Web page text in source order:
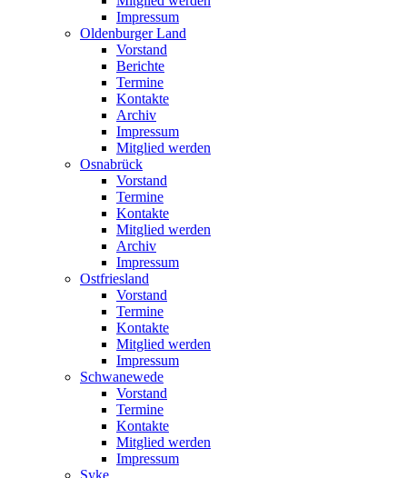
Impressum
Oldenburger Land
Vorstand
Berichte
Termine
Kontakte
Archiv
Impressum
Mitglied werden
Osnabrück
Vorstand
Termine
Kontakte
Mitglied werden
Archiv
Impressum
Ostfriesland
Vorstand
Termine
Kontakte
Mitglied werden
Impressum
Schwanewede
Vorstand
Termine
Kontakte
Mitglied werden
Impressum
Syke